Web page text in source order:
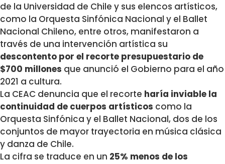
de la Universidad de Chile y sus elencos artísticos,
como la Orquesta Sinfónica Nacional y el Ballet
Nacional Chileno, entre otros, manifestaron a
través de una intervención artística su
descontento por el recorte presupuestario de
$700 millones que anunció el Gobierno para el año
2021 a cultura.
La CEAC denuncia que el recorte haría inviable la
continuidad de cuerpos artísticos como la
Orquesta Sinfónica y el Ballet Nacional, dos de los
conjuntos de mayor trayectoria en música clásica
y danza de Chile.
La cifra se traduce en un 25% menos de los